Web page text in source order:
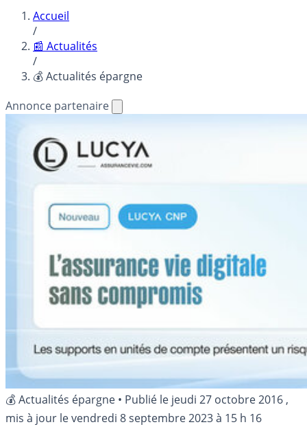
Accueil
/
📰 Actualités
/
💰 Actualités épargne
Annonce partenaire
💰 Actualités épargne • Publié le jeudi 27 octobre 2016 ,
mis à jour levendredi 8 septembre 2023 à 15 h 16